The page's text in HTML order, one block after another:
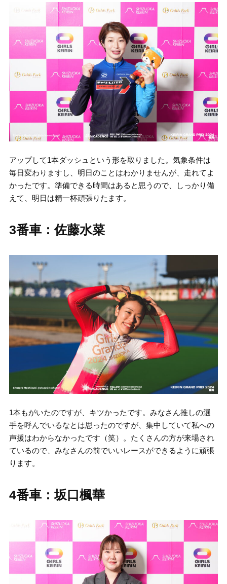
アップして1本ダッシュという形を取りました。気象条件は
毎日変わりますし、明日のことはわかりませんが、走れてよ
かったです。準備できる時間はあると思うので、しっかり備
えて、明日は精一杯頑張りたます。
3番車：佐藤水菜
1本もがいたのですが、キツかったです。みなさん推しの選
手を呼んでいるなとは思ったのですが、集中していて私への
声援はわからなかったです（笑）。たくさんの方が来場され
ているので、みなさんの前でいいレースができるように頑張
ります。
4番車：坂口楓華